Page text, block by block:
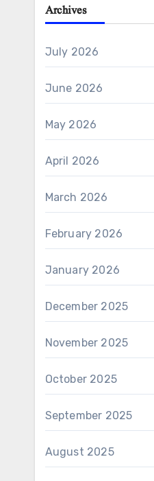
Archives
July 2026
June 2026
May 2026
April 2026
March 2026
February 2026
January 2026
December 2025
November 2025
October 2025
September 2025
August 2025